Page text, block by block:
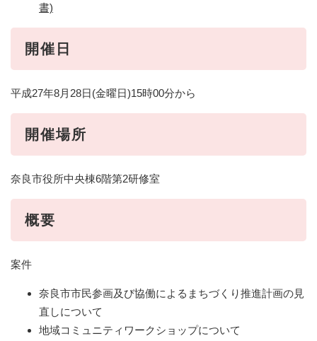
書)
開催日
平成27年8月28日(金曜日)15時00分から
開催場所
奈良市役所中央棟6階第2研修室
概要
案件
奈良市市民参画及び協働によるまちづくり推進計画の見
直しについて
地域コミュニティワークショップについて